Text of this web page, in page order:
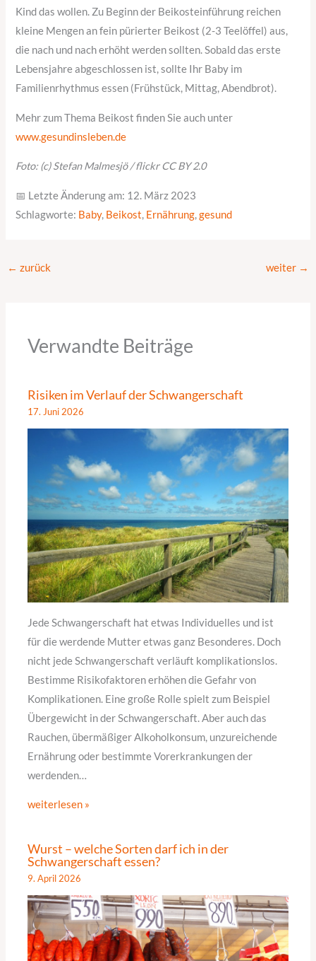
Kind das wollen. Zu Beginn der Beikosteinführung reichen
kleine Mengen an fein pürierter Beikost (2-3 Teelöffel) aus,
die nach und nach erhöht werden sollten. Sobald das erste
Lebensjahre abgeschlossen ist, sollte Ihr Baby im
Familienrhythmus essen (Frühstück, Mittag, Abendbrot).
Mehr zum Thema Beikost finden Sie auch unter
www.gesundinsleben.de
Foto: (c) Stefan Malmesjö / flickr CC BY 2.0
📅 Letzte Änderung am: 12. März 2023
Schlagworte: Baby, Beikost, Ernährung,gesund
← zurück weiter →
Verwandte Beiträge
Risiken im Verlauf der Schwangerschaft
17. Juni 2026
Jede Schwangerschaft hat etwas Individuelles und ist
für die werdende Mutter etwas ganz Besonderes. Doch
nicht jede Schwangerschaft verläuft komplikationslos.
Bestimme Risikofaktoren erhöhen die Gefahr von
Komplikationen. Eine große Rolle spielt zum Beispiel
Übergewicht in der Schwangerschaft. Aber auch das
Rauchen, übermäßiger Alkoholkonsum, unzureichende
Ernährung oder bestimmte Vorerkrankungen der
werdenden…
weiterlesen »
Wurst – welche Sorten darf ich in der
Schwangerschaft essen?
9. April 2026